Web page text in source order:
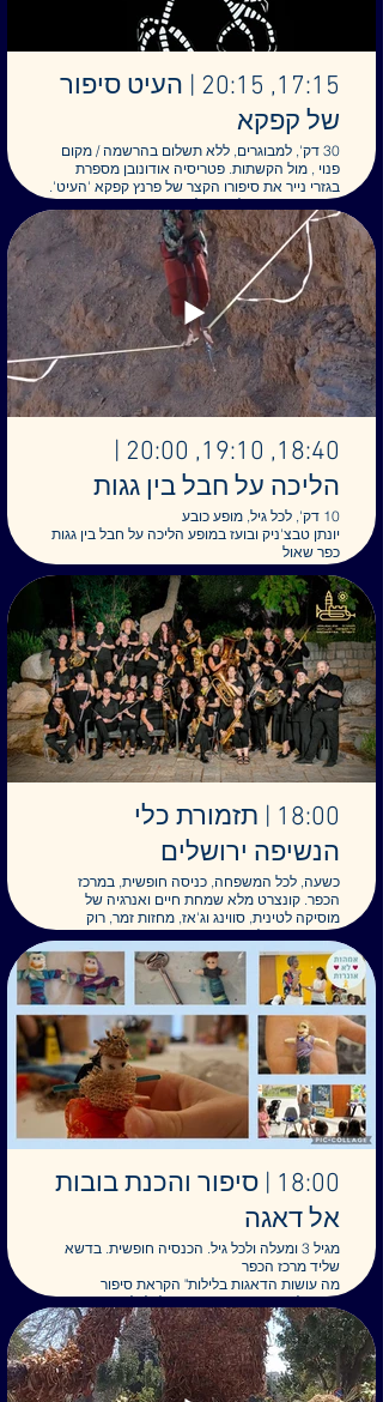
מתקיים באולם ההראצאות
17:15, 20:15 | העיט סיפור
של קפקא
30 דק', למבוגרים, ללא תשלום בהרשמה / מקום
פנוי , מול הקשתות. פטריסיה אודונובן מספרת
בגזרי נייר את סיפורו הקצר של פרנץ קפקא 'העיט'.
33 תמונות מתחלפות של חיתוכי נייר מוארים.
יוצרת ומספרת: פטריסיה אודונובן.
(צילום: איליה קריינס)
לינק להרשמה:
18:40, 19:10, 20:00 |
הליכה על חבל בין גגות
10 דק', לכל גיל, מופע כובע
יונתן טבצ'ניק ובועז במופע הליכה על חבל בין גגות
כפר שאול
18:00 | תזמורת כלי
הנשיפה ירושלים
כשעה, לכל המשפחה, כניסה חופשית, במרכז
הכפר. קונצרט מלא שמחת חיים ואנרגיה של
מוסיקה לטינית, סווינג וג'אז, מחזות זמר, רוק
ומוסיקה פופולרית. התזמורת, שמונה כשישים נגנים
ונגניות, נוסדה בשנת 2001 על ידי יקיר ירושלים,
פרופ' איתן אביצור ז“ל, יחד עם בוגרי תזמורת הנוער
של המרכז למוסיקה. מאז גדלה והתפתחה, וכיום
היא מורכבת מנגנים מכל הרקעים - מסטודנטים
ועד פנסיונרים, מעורכי דין ועד ציירים, ומכל העדות
והדתות של ירושלים וסביבתה.
צילום: דויד שרמן
(כיכר הכפר)
שישים דקות
18:00 | סיפור והכנת בובות
אל דאגה
מגיל 3 ומעלה ולכל גיל. הכנסיה חופשית. בדשא
שליד מרכז הכפר
מה עושות הדאגות בלילות" הקראת סיפור
תאטרלית ויצירת בובות דאגה לכל ילד
תיאטרון משו משו בשיתוף אמהות לא אוגרות
סיפור וסדנת הכנת בובות קטנות
עובדים עם חלקים קטנים לכן
מתאים לגיל 3 ומעלה
פעילות משך, ניתן להצטרף לאורך הפעילות